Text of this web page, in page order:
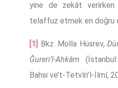
yine de zekât
telaffuz etmek en doğru
[1] Bkz. Molla Hüsrev,
Ğureri’l-Ahkâm
Bahsi ve’t-Tetvîri’l-İlmî,